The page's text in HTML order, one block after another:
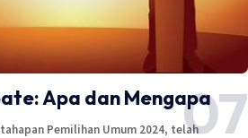
Apa dan Mengapa
Pemilihan Umum 2024, telah